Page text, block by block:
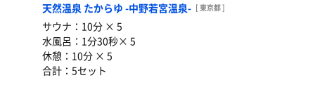
天然温泉 たからゆ -中野若宮温泉- [ 東京都 ]
サウナ：10分 × 5
水風呂：1分30秒× 5
休憩：10分 × 5
合計：5セット